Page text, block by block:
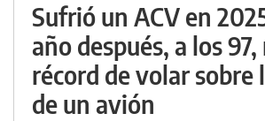
Sufrió un ACV en
año después, a los
récord de volar sobre
de un avión